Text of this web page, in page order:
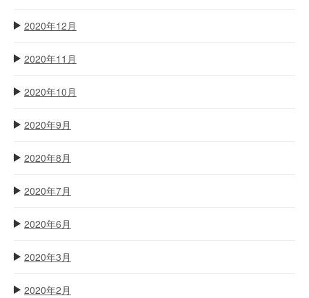
2020年12月
2020年11月
2020年10月
2020年9月
2020年8月
2020年7月
2020年6月
2020年3月
2020年2月